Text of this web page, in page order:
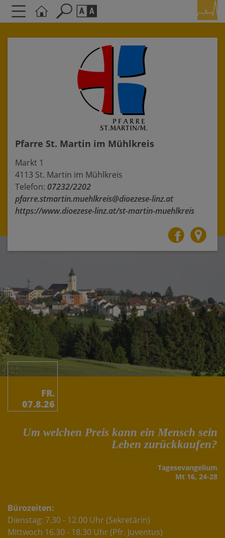
A
Kontrasteinstellungen
A
Pfarre St. Martin im Mühlkreis
Markt 1
4113 St. Martin im Mühlkreis
Telefon: 07232/2202
pfarre.stmartin.muehlkreis@dioezese-linz.at
https://www.dioezese-linz.at/st-martin-muehlkreis
FR.
07.8.26
Um welchen Preis kann ein Mensch sein
Leben zurückkaufen?
Tages­evangelium
Mt 16, 24-28
Bürozeiten:
Dienstag: 7.30 - 12.00 Uhr (Sekretärin)
Mittwoch 16.30 - 18.30 Uhr (Pfr. Juventus)